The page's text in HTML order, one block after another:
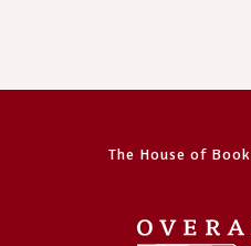
The House of